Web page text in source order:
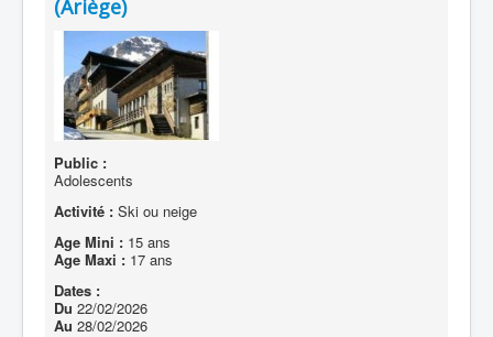
(Ariège)
Public :
Adolescents
Activité : Ski ou neige
Age Mini : 15 ans
Age Maxi : 17 ans
Dates :
Du 22/02/2026
Au 28/02/2026